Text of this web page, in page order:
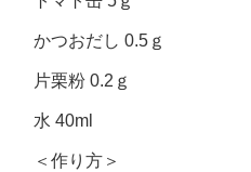
かつおだし 0.5ｇ
片栗粉 0.2ｇ
水 40ml
＜作り方＞